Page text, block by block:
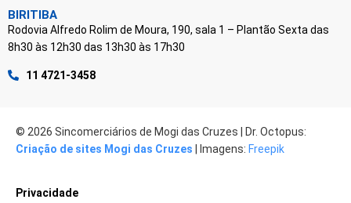
BIRITIBA
Rodovia Alfredo Rolim de Moura, 190, sala 1 – Plantão Sexta das
8h30 às 12h30 das 13h30 às 17h30
11 4721-3458
© 2026 Sincomerciários de Mogi das Cruzes | Dr. Octopus:
Criação de sites Mogi das Cruzes | Imagens: Freepik
Privacidade